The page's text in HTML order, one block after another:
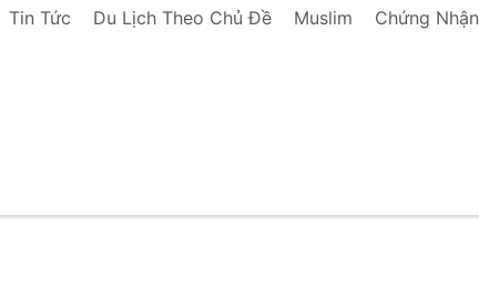
Tin Tức Du Lịch Theo Chủ Đề Muslim Chứng Nhận